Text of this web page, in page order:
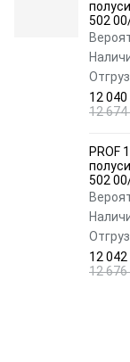
502
12
12
PROF
502
12
12